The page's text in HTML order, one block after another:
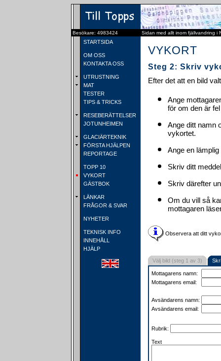
Besökare: 4983424 Sidan med allt inom fjällvandring i
STARTSIDA
OM OSS
KONTAKTA OSS
UTRUSTNING
MAT
TESTER
TIPS & TRICKS
RESEBERÄTTELSER
JOTUNHEIMEN
GLACIÄRTEKNIK
FÖRSTA HJÄLPEN
REPORTAGE
TOPP 10
VYKORT
GÄSTBOK
LÄNKAR
FRÅGOR & SVAR
NYHETER
TEKNISK INFO
INNEHÅLL
HJÄLP
VYKORT
Steg 2: Skriv
Efter det att en bild
Ange
för om den är
Ange ditt namn
vykortet.
Ange en lämplig
Skriv ditt
Skriv därefter
Om du vill så
mottagaren
Observera att ditt
Välj bild (steg 1 av 3)
Mottagarens namn:
Mottagarens email:
Avsändarens namn:
Avsändarens email:
Rubrik:
Text